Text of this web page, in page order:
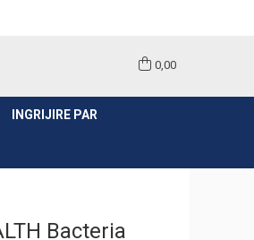
0,00
INGRIJIRE PAR
Bacteria